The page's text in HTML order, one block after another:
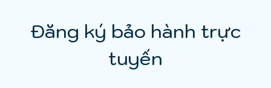
Đăng ký bảo hành trực
tuyến